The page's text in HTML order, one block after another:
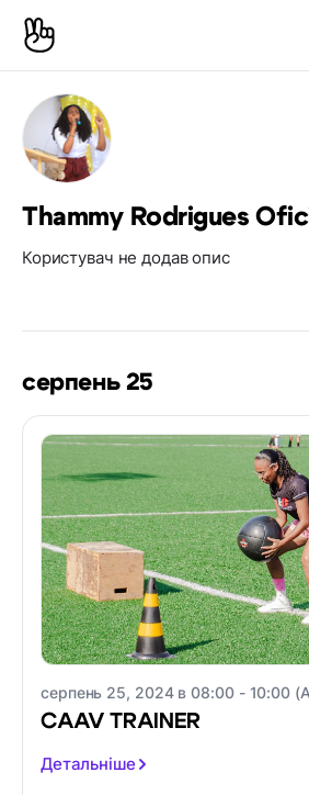
Thammy Rodrigues
Користувач не додав опис
серпень 25
серпень 25, 2024 в 08:00 - 10:00
CAAV TRAINER
Детальніше